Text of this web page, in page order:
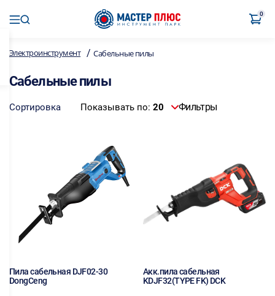
0
Электроинструмент /Сабельные пилы
Сабельные пилы
Сортировка Показывать по: 20 Фильтры
Пила сабельная DJF02-30
DongCeng
Акк.пила сабельная
KDJF32(TYPE FK) DCK